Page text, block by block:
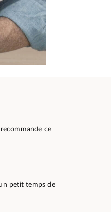
ce
petit temps de